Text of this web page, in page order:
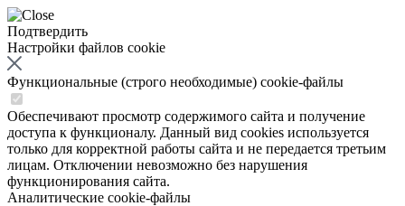
Подтвердить
Настройки файлов cookie
Функциональные (строго необходимые) cookie-файлы
Обеспечивают просмотр содержимого сайта и получение
доступа к функционалу. Данный вид cookies используется
только для корректной работы сайта и не передается третьим
лицам. Отключении невозможно без нарушения
функционирования сайта.
Аналитические cookie-файлы